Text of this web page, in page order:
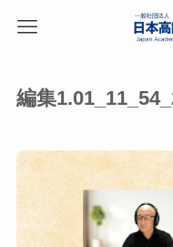
編集